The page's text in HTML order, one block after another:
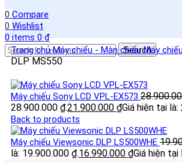
0 Compare
0 Wishlist
0items 0₫
Search
Trang chủMáy chiếu - Màn chiếuMáy chiếu
DLP MS550
Máy chiếu Sony LCD VPL-EX573
28.900.000 ₫.21.900.000 ₫Giá hiện tại
Back to products
Máy chiếu Viewsonic DLP LS500WHE
là: 19.900.000 ₫.16.990.000 ₫Giá hiện tại